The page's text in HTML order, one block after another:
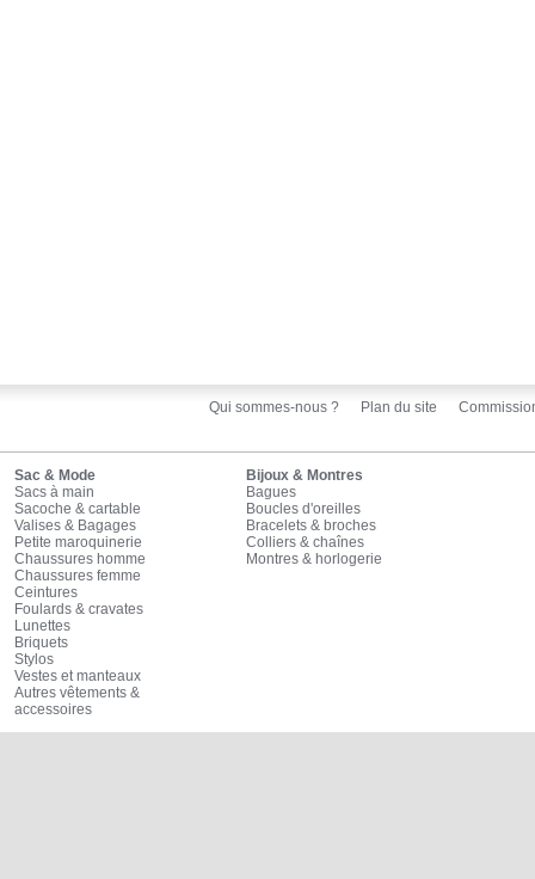
Qui sommes-nous ? Plan du site
Sac & Mode
Sacs à main
Sacoche & cartable
Valises & Bagages
Petite maroquinerie
Chaussures homme
Chaussures femme
Ceintures
Foulards & cravates
Lunettes
Briquets
Stylos
Vestes et manteaux
Autres vêtements &
accessoires
Bijoux & Montres
Bagues
Boucles d'oreilles
Bracelets & broches
Colliers & chaînes
Montres & horlogerie